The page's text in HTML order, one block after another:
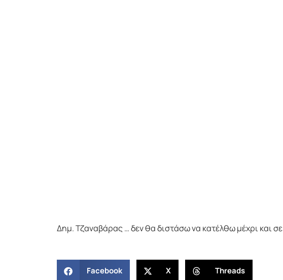
Δημ. Τζαναβάρας … δεν θα διστάσω να κατέλθω μέχρι και
Facebook X Threads